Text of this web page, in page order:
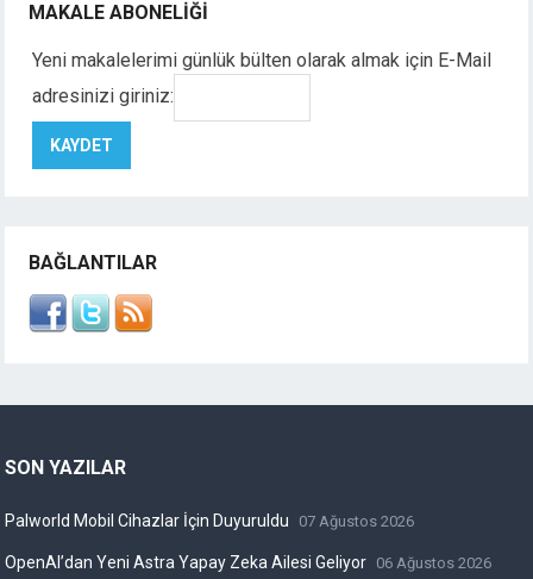
MAKALE ABONELIĞI
Yeni makalelerimi günlük bülten olarak almak için E-Mail
adresinizi giriniz:
BAĞLANTILAR
SON YAZILAR
Palworld Mobil Cihazlar İçin Duyuruldu 07 Ağustos 2026
OpenAI’dan Yeni Astra Yapay Zeka Ailesi Geliyor 06 Ağustos 2026